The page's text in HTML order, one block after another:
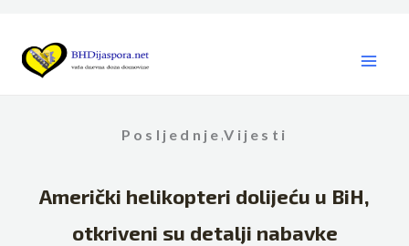
content
Posljednje ,Vijesti
Američki helikopteri dolijeću u BiH,
otkriveni su detalji nabavke